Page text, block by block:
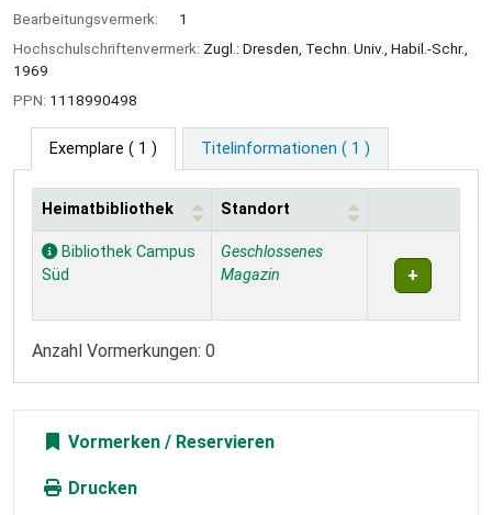
Bearbeitungsvermerk:
1
Hochschulschriftenvermerk: Zugl.: Dresden, Techn. Univ., Habil.-Schr.,
1969
PPN: 1118990498
Exemplare ( 1 ) Titelinformationen ( 1 )
Exemplare
Heimatbibliothek Standort
Bibliothek Campus
Süd
Geschlossenes
Magazin
Anzahl Vormerkungen: 0
Vormerken
Drucken